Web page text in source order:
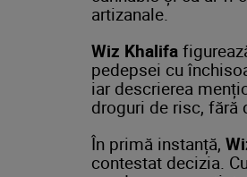
artizanale.
Wiz Khalifa
pedepsei cu
iar descrierea
droguri de risc, fără
În primă instanță,
contestat decizia.